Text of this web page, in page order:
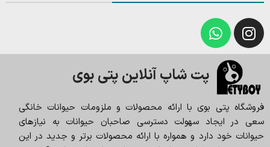
پت شاپ آنلاین پتی بوی
فروشگاه پتی بوی با ارائه محصولات و ملزومات حیوانات خانگی
سعی در ایجاد سهولت دسترسی صاحبان حیوانات به نیازهای
حیوانات خود دارد و همواره با ارائه محصولات برتر و جدید در این